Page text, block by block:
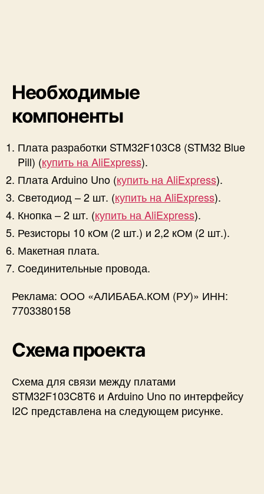
Необходимые
компоненты
Плата разработки STM32F103C8 (STM32 Blue
Pill) (купить на AliExpress).
Плата Arduino Uno (купить на AliExpress).
Светодиод – 2 шт. (купить на AliExpress).
Кнопка – 2 шт. (купить на AliExpress).
Резисторы 10 кОм (2 шт.) и 2,2 кОм (2 шт.).
Макетная плата.
Соединительные провода.
Реклама: ООО «АЛИБАБА.КОМ (РУ)» ИНН:
7703380158
Схема проекта
Схема для связи между платами
STM32F103C8T6 и Arduino Uno по интерфейсу
I2C представлена на следующем рисунке.